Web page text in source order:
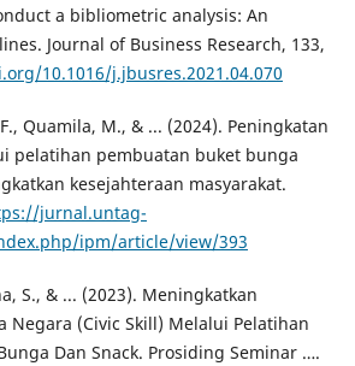
a bibliometric analysis: An
Journal of Business Research, 133,
10.1016/j.jbusres.2021.04.070
Quamila, M., & ... (2024). Peningkatan
pelatihan pembuatan buket bunga
kesejahteraan masyarakat.
jurnal.untag-
ipm/article/view/393
S., & ... (2023). Meningkatkan
Negara (Civic Skill) Melalui Pelatihan
Dan Snack. Prosiding Seminar ….